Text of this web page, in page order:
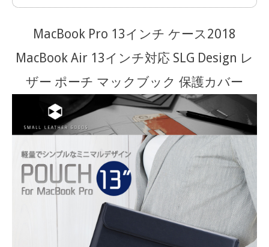
MacBook Pro 13インチ ケース2018
MacBook Air 13インチ対応 SLG Design レ
ザー ポーチ マックブック 保護カバー